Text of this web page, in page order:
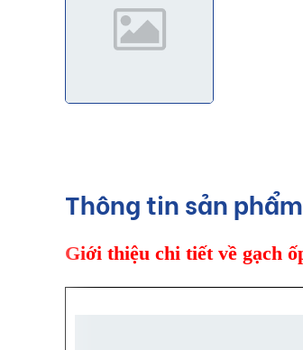
Thông tin sản phẩm
Giới thiệu chi tiết về gạch